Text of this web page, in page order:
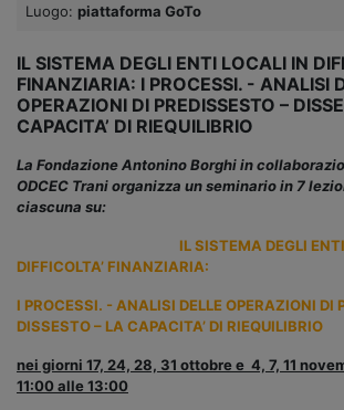
Luogo: piattaforma GoTo
IL SISTEMA DEGLI ENTI LOCALI IN
FINANZIARIA: I PROCESSI. - ANALISI
OPERAZIONI DI PREDISSESTO –
CAPACITA’ DI RIEQUILIBRIO
La Fondazione Antonino Borghi in
ODCEC Trani organizza un seminario in 7
ciascuna su:
IL SISTEMA DEGLI ENTI
DIFFICOLTA’ FINANZIARIA:
I PROCESSI. - ANALISI DELLE OPERAZIONI DI
DISSESTO – LA CAPACITA’ DI RIEQUILIBRIO
nei giorni 17, 24, 28, 31 ottobre e 4, 7, 11
11:00 alle 13:00